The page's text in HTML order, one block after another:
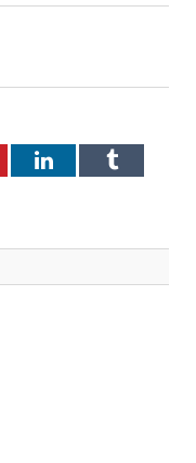
LinkedInTumblr